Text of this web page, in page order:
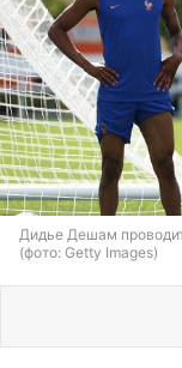
Дидье Дешам
(фото: Getty Images)